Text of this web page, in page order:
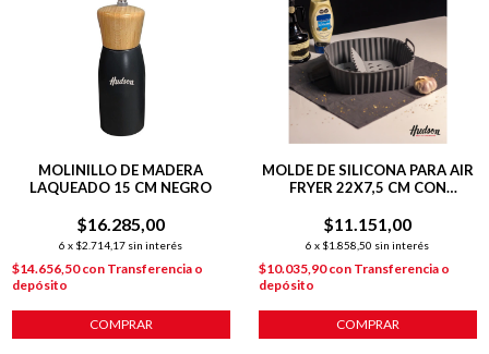
MOLINILLO DE MADERA
LAQUEADO 15 CM NEGRO
$16.285,00
6 x $2.714,17 sin interés
$14.656,50con Transferencia o
depósito
COMPRAR
MOLDE DE SILICONA PARA AIR
FRYER 22X7,5 CM CON
$11.151,00
6 x $1.858,50 sin interés
$10.035,90con Transferencia o
depósito
COMPRAR